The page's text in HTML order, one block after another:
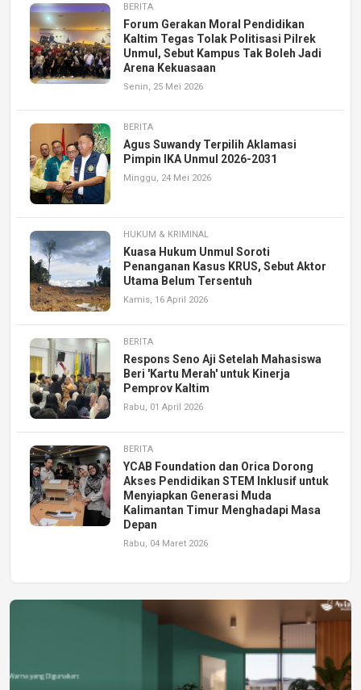
BERITA
Forum Gerakan Moral Pendidikan
Kaltim Tegas Tolak Politisasi Pilrek
Unmul, Sebut Kampus Tak Boleh Jadi
Arena Kekuasaan
Senin, 25 Mei 2026
BERITA
Agus Suwandy Terpilih Aklamasi
Pimpin IKA Unmul 2026-2031
Minggu, 24 Mei 2026
HUKUM & KRIMINAL
Kuasa Hukum Unmul Soroti
Penanganan Kasus KRUS, Sebut Aktor
Utama Belum Tersentuh
Kamis, 16 April 2026
BERITA
Respons Seno Aji Setelah Mahasiswa
Beri 'Kartu Merah' untuk Kinerja
Pemprov Kaltim
Rabu, 01 April 2026
BERITA
YCAB Foundation dan Orica Dorong
Akses Pendidikan STEM Inklusif untuk
Menyiapkan Generasi Muda
Kalimantan Timur Menghadapi Masa
Depan
Rabu, 04 Maret 2026